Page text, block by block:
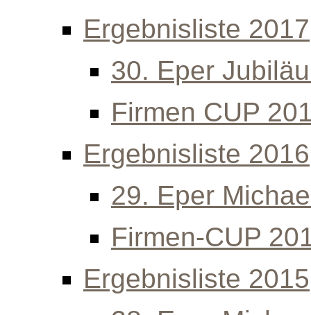
Ergebnisliste 2017
30. Eper
Firmen CUP
Ergebnisliste 2016
29. Eper
Firmen-CUP
Ergebnisliste 2015